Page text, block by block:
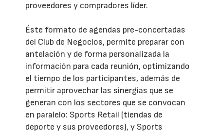
proveedores y compradores líder.
Éste formato de agendas pre-concertadas
del Club de Negocios, permite preparar con
antelación y de forma personalizada la
información para cada reunión, optimizando
el tiempo de los participantes, además de
permitir aprovechar las sinergias que se
generan con los sectores que se convocan
en paralelo: Sports Retail (tiendas de
deporte y sus proveedores), y Sports